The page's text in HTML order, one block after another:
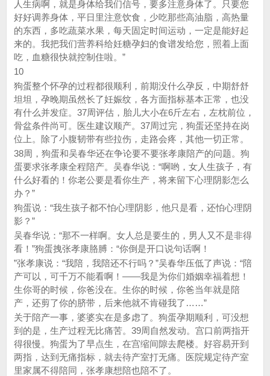
人生病啊，就是身体给我们信号，要多注意身体了。只要您
好好调养身体，平日里注意饮食，少吃那些高油脂，高热量
的东西，多吃蔬菜水果，每天固定时间运动，一定是能好起
来的。我把我们营养科给妊糖孕妇的食谱发给您，照着上面
吃，血糖很快就控制住啦。”
10
狗蛋整个怀孕的过程都很顺利，前期没什么孕反，中期舒舒
坦坦，孕晚期虽然长了妊娠纹，各方面指标基本正常，也没
有什么并发症。37周评估，胎儿大小在6斤左右，左枕前位，
骨盆条件尚可。医生建议顺产。37周过完，狗蛋还坚持在岗
位上。除了小腹韧带有些拉伤，走路会疼，其他一切正常。
38周，狗蛋和吴春华还在争论要不要张孝康陪产的问题。狗
蛋要求张孝康全程陪产。吴春华说：“啊哟，女人生孩子，有
什么好看的！你老公要是看你生产，将来留下心理阴影怎么
办？”
狗蛋说：“我生孩子都不怕心理阴影，他只是看，还怕心理阴
影？”
吴春华说：“那不一样啊。女人总是要生的，男人又不是非得
看！”狗蛋拽张孝康胳膊：“你倒是开口说句话啊！
”张孝康说：“我陪，我陪还不行吗？”吴春华压低了声说：“陪
产可以，可千万不能看啊！——我是为你们婚姻幸福着想！
生你哥的时候，你爸没在。生你的时候，你爸当年就是陪
产，还剪了你的脐带，后来他就不肯碰我了……”
关于陪产一事，婆婆实在是多虑了。狗蛋孕期顺利，可没想
到的是，生产过程无比痛苦。39周自然发动。宫口前两指开
得很慢。狗蛋为了早点生，在宫缩间隙去爬楼。好容易开到
两指，达到无痛指标，就去待产室打无痛。医院规定待产室
里家属不得陪同，张孝康想陪也陪不了。